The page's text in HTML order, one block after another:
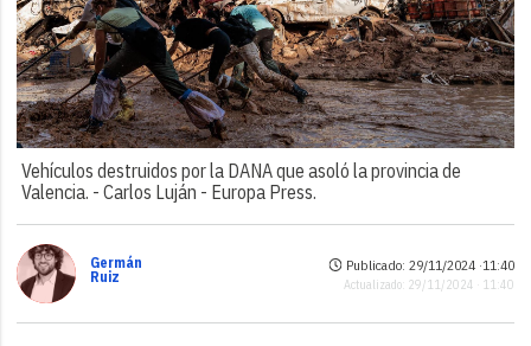
Vehículos destruidos por la DANA que asoló la provincia de
Valencia. -Carlos Luján - Europa Press.
Germán
Ruiz
Publicado: 29/11/2024 ·11:40
Actualizado: 29/11/2024 · 11:40